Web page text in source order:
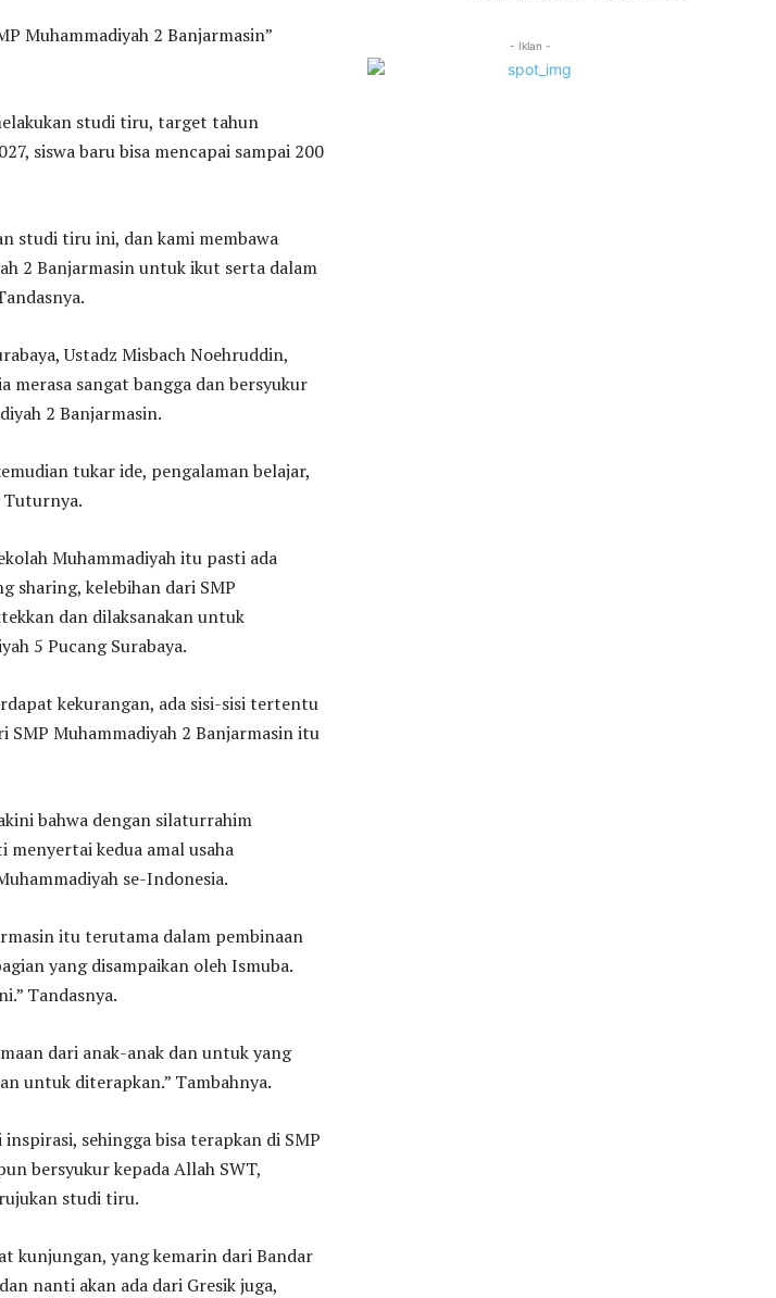
Muhammadiyah 2 Banjarmasin”
studi tiru, target tahun
siswa baru bisa mencapai sampai 200
studi tiru ini, dan kami membawa
2 Banjarmasin untuk ikut serta dalam
Ustadz Misbach Noehruddin,
merasa sangat bangga dan bersyukur
2 Banjarmasin.
tukar ide, pengalaman belajar,
Tuturnya.
Muhammadiyah itu pasti ada
sharing, kelebihan dari SMP
dan dilaksanakan untuk
5 Pucang Surabaya.
kekurangan, ada sisi-sisi tertentu
Muhammadiyah 2 Banjarmasin itu
bahwa dengan silaturrahim
kedua amal usaha
se-Indonesia.
itu terutama dalam pembinaan
yang disampaikan oleh Ismuba.
Tandasnya.
dari anak-anak dan untuk yang
untuk diterapkan.” Tambahnya.
sehingga bisa terapkan di SMP
bersyukur kepada Allah SWT,
studi tiru.
kunjungan, yang kemarin dari Bandar
nanti akan ada dari Gresik juga,
- Iklan -